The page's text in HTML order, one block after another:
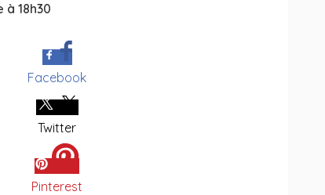
18h30
Facebook
Twitter
Pinterest